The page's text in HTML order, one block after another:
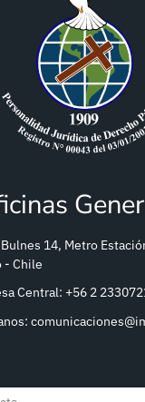
14, Metro
- Chile
Central: +56 2